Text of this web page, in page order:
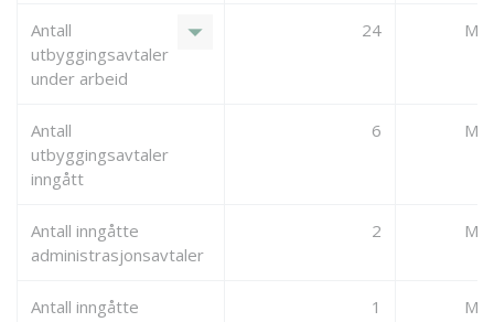
Antall
utbyggingsavtaler
under arbeid
arrow_drop_down 24
Antall
utbyggingsavtaler
inngått
6
Antall inngåtte
administrasjonsavtaler
2
Antall inngåtte
1